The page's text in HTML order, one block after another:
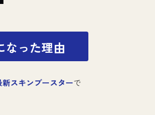
なった理由
スキンブースターで